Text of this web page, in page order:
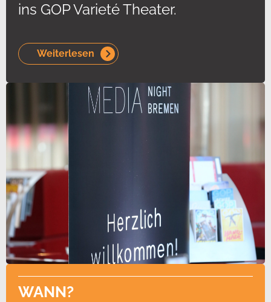
ins GOP Varieté Theater.
Weiterlesen
WANN?